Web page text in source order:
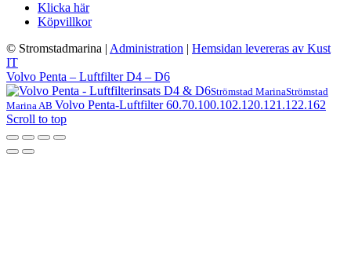
Klicka här
Köpvillkor
© Stromstadmarina | Administration | Hemsidan levereras av Kust
IT
Volvo Penta – Luftfilter D4 – D6
Strömstad MarinaStrömstad
Marina AB Volvo Penta-Luftfilter 60.70.100.102.120.121.122.162
Scroll to top